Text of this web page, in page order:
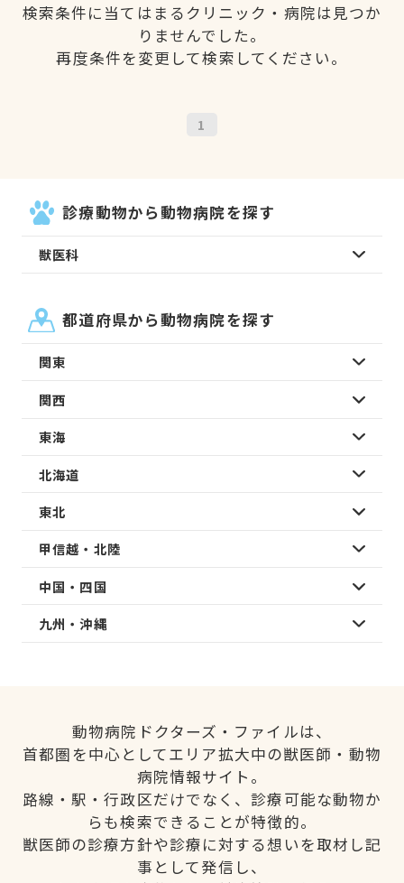
検索条件に当てはまるクリニック・病院は見つか
りませんでした。
再度条件を変更して検索してください。
1
診療動物から動物病院を探す
獣医科
都道府県から動物病院を探す
関東
関西
東海
北海道
東北
甲信越・北陸
中国・四国
九州・沖縄
動物病院ドクターズ・ファイルは、
首都圏を中心としてエリア拡大中の獣医師・動物
病院情報サイト。
路線・駅・行政区だけでなく、診療可能な動物か
らも検索できることが特徴的。
獣医師の診療方針や診療に対する想いを取材し記
事として発信し、